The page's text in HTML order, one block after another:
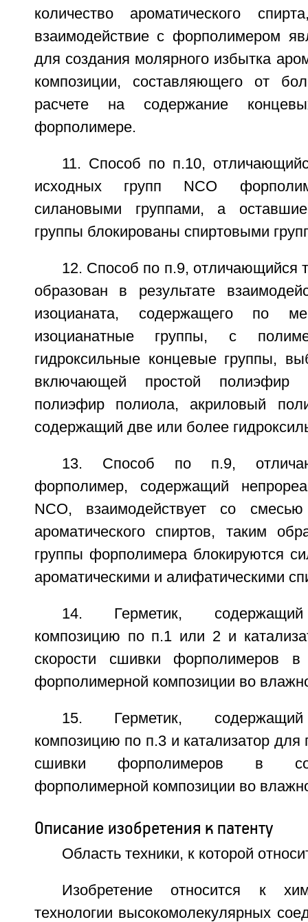
количество ароматического
взаимодействие с форполимером
для создания молярного избытка
композиции, составляющего от
расчете на содержание
форполимере.
11. Способ по п.10,
исходных групп NCO
силановыми группами, а
группы блокированы спиртовыми
12. Способ по п.9, отличающийся
образован в результате
изоцианата, содержащего по
изоцианатные группы, с
гидроксильные концевые группы,
включающей простой полиэфир
полиэфир полиола, акриловый
содержащий две или более
13. Способ по п.9,
форполимер, содержащий
NCO, взаимодействует со
ароматического спиртов, таким
группы форполимера блокируются
ароматическими и алифатическими
14. Герметик,
композицию по п.1 или 2 и
скорости сшивки форполимеров в
форполимерной композиции во
15. Герметик,
композицию по п.3 и катализатор
сшивки форполимеров в
форполимерной композиции во
Описание изобретения к патенту
Область техники, к которой
Изобретение относится к
технологии высокомолекулярных